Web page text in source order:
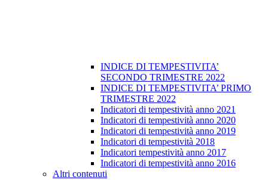
INDICE DI TEMPESTIVITA’
SECONDO TRIMESTRE 2022
INDICE DI TEMPESTIVITA’ PRIMO
TRIMESTRE 2022
Indicatori di tempestività anno 2021
Indicatori di tempestività anno 2020
Indicatori di tempestività anno 2019
Indicatori di tempestività 2018
Indicatori tempestività anno 2017
Indicatori di tempestività anno 2016
Altri contenuti